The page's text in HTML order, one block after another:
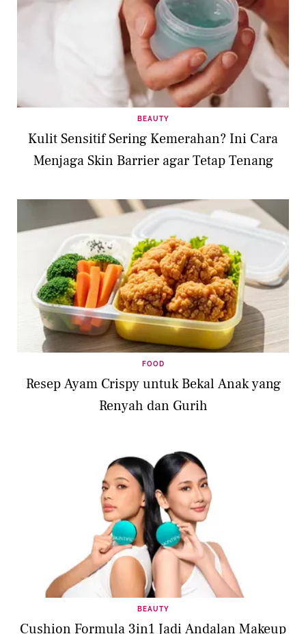
BEAUTY
Kulit Sensitif Sering Kemerahan? Ini Cara
Menjaga Skin Barrier agar Tetap Tenang
FOOD
Resep Ayam Crispy untuk Bekal Anak yang
Renyah dan Gurih
BEAUTY
Cushion Formula 3in1 Jadi Andalan Makeup